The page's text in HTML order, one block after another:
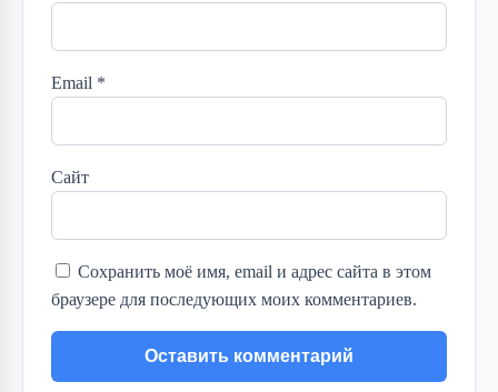
Email *
Сайт
Сохранить моё имя, email и адрес сайта в этом
браузере для последующих моих комментариев.